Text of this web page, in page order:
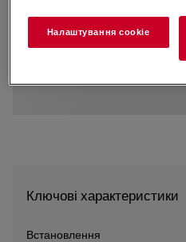
STA8GW
Монтажний
Ключові характеристики
Встановлення
Налаштування cookie